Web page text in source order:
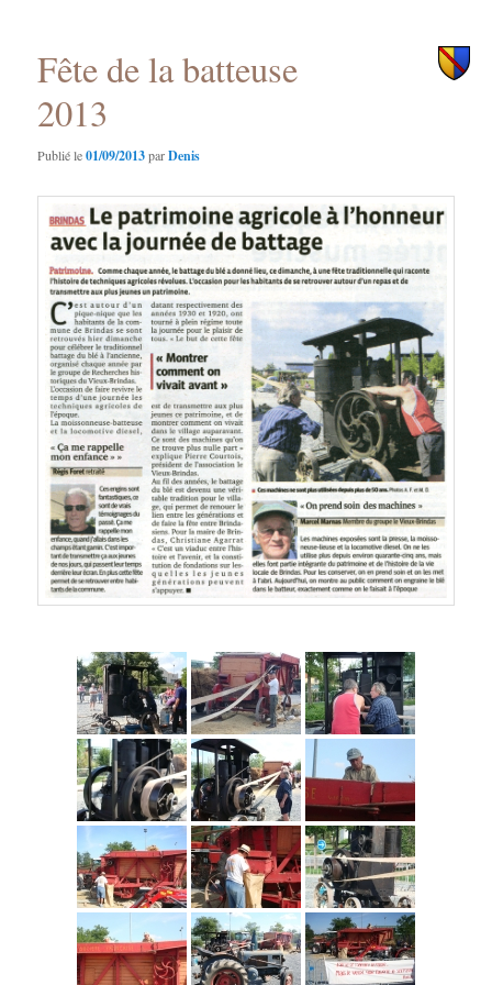
Fête de la batteuse
2013
Publié le01/09/2013parDenis